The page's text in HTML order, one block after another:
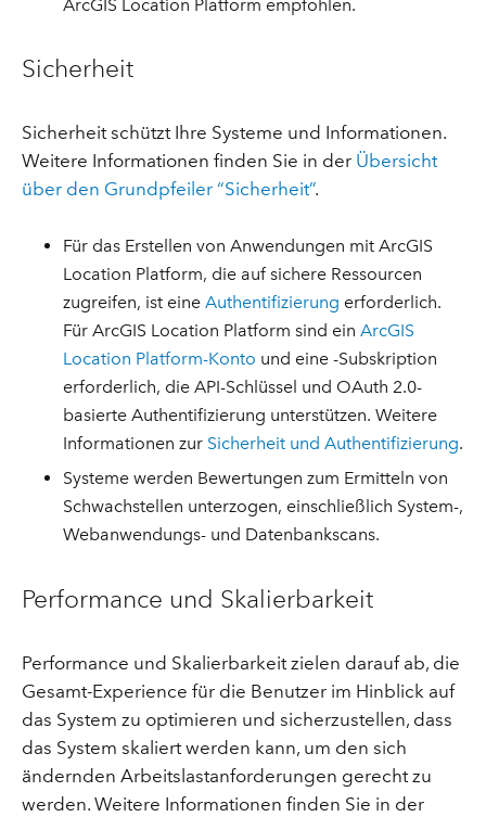
ArcGIS Location Platform empfohlen.
Sicherheit
Sicherheit schützt Ihre Systeme und Informationen.
Weitere Informationen finden Sie in der Übersicht
über den Grundpfeiler “Sicherheit”.
Für das Erstellen von Anwendungen mit ArcGIS
Location Platform, die auf sichere Ressourcen
zugreifen, ist eineAuthentifizierung erforderlich.
Für ArcGIS Location Platform sind einArcGIS
Location Platform-Konto und eine -Subskription
erforderlich, die API-Schlüssel und OAuth 2.0-
basierte Authentifizierung unterstützen. Weitere
Informationen zur Sicherheit und Authentifizierung.
Systeme werden Bewertungen zum Ermitteln von
Schwachstellen unterzogen, einschließlich System-,
Webanwendungs- und Datenbankscans.
Performance und Skalierbarkeit
Performance und Skalierbarkeit zielen darauf ab, die
Gesamt-Experience für die Benutzer im Hinblick auf
das System zu optimieren und sicherzustellen, dass
das System skaliert werden kann, um den sich
ändernden Arbeitslastanforderungen gerecht zu
werden. Weitere Informationen finden Sie in der